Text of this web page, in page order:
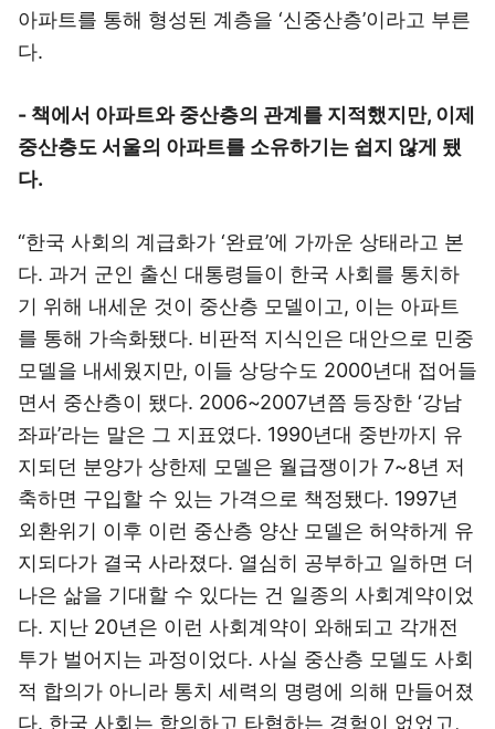
아파트를 통해 형성된 계층을 ‘신중산층’이라고 부른
다.
- 책에서 아파트와 중산층의 관계를 지적했지만, 이제
중산층도 서울의 아파트를 소유하기는 쉽지 않게 됐
다.
“한국 사회의 계급화가 ‘완료’에 가까운 상태라고 본
다. 과거 군인 출신 대통령들이 한국 사회를 통치하
기 위해 내세운 것이 중산층 모델이고, 이는 아파트
를 통해 가속화됐다. 비판적 지식인은 대안으로 민중
모델을 내세웠지만, 이들 상당수도 2000년대 접어들
면서 중산층이 됐다. 2006~2007년쯤 등장한 ‘강남
좌파’라는 말은 그 지표였다. 1990년대 중반까지 유
지되던 분양가 상한제 모델은 월급쟁이가 7~8년 저
축하면 구입할 수 있는 가격으로 책정됐다. 1997년
외환위기 이후 이런 중산층 양산 모델은 허약하게 유
지되다가 결국 사라졌다. 열심히 공부하고 일하면 더
나은 삶을 기대할 수 있다는 건 일종의 사회계약이었
다. 지난 20년은 이런 사회계약이 와해되고 각개전
투가 벌어지는 과정이었다. 사실 중산층 모델도 사회
적 합의가 아니라 통치 세력의 명령에 의해 만들어졌
다. 한국 사회는 합의하고 타협하는 경험이 없었고,